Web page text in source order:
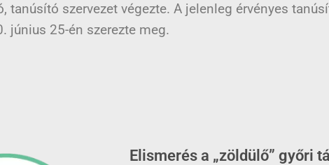
tanúsító szervezet végezte. A jelenleg érvényes
június 25-én szerezte meg.
Elismerés a „zöldülő” győri